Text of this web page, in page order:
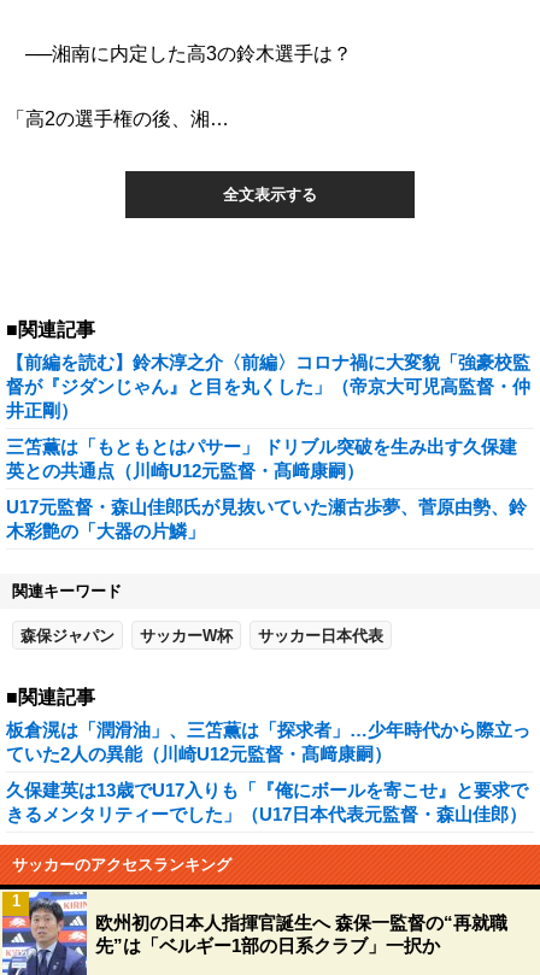
──湘南に内定した高3の鈴木選手は？
「高2の選手権の後、湘…
全文表示する
■関連記事
【前編を読む】鈴木淳之介〈前編〉コロナ禍に大変貌「強豪校監
督が『ジダンじゃん』と目を丸くした」（帝京大可児高監督・仲
井正剛）
三笘薫は「もともとはパサー」 ドリブル突破を生み出す久保建
英との共通点（川崎U12元監督・髙﨑康嗣）
U17元監督・森山佳郎氏が見抜いていた瀬古歩夢、菅原由勢、鈴
木彩艶の「大器の片鱗」
関連キーワード
森保ジャパン サッカーW杯 サッカー日本代表
■関連記事
板倉滉は「潤滑油」、三笘薫は「探求者」…少年時代から際立っ
ていた2人の異能（川崎U12元監督・髙﨑康嗣）
久保建英は13歳でU17入りも「『俺にボールを寄こせ』と要求で
きるメンタリティーでした」（U17日本代表元監督・森山佳郎）
サッカーのアクセスランキング
欧州初の日本人指揮官誕生へ 森保一監督の“再就職
先”は「ベルギー1部の日系クラブ」一択か
1